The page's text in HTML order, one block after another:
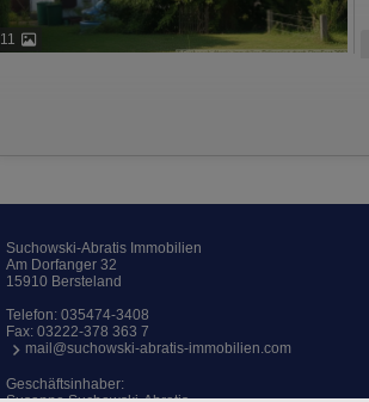
11
Suchowski-Abratis Immobilien
Am Dorfanger 32
15910 Bersteland
Telefon:035474-3408
Fax: 03222-378 363 7
mail@suchowski-abratis-immobilien.com
Geschäftsinhaber: